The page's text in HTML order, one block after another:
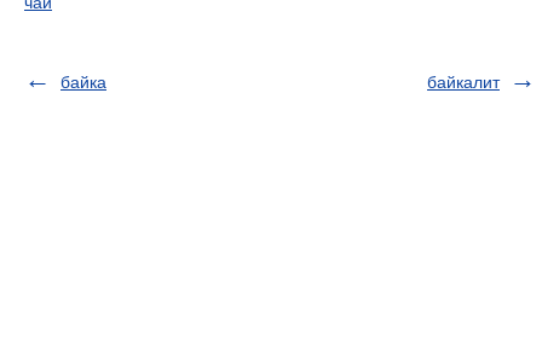
байка байкалит